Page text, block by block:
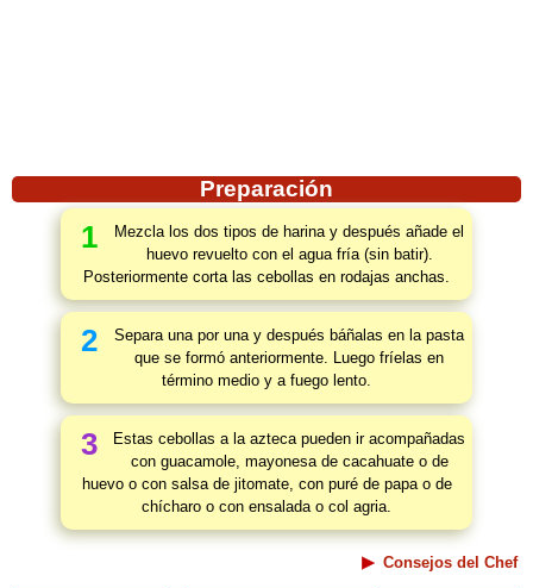
Preparación
1
Mezcla los dos tipos de harina y después añade el
huevo revuelto con el agua fría (sin batir).
Posteriormente corta las cebollas en rodajas anchas.
2
Separa una por una y después báñalas en la pasta
que se formó anteriormente. Luego fríelas en
término medio y a fuego lento.
3
Estas cebollas a la azteca pueden ir acompañadas
con guacamole, mayonesa de cacahuate o de
huevo o con salsa de jitomate, con puré de papa o de
chícharo o con ensalada o col agria.
Consejos del Chef